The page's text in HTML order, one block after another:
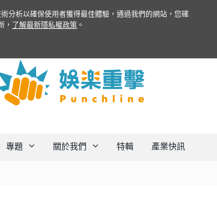
專題 關於我們 特輯 產業快訊
分析以確保使用者獲得最佳體驗，通過我們的網站，您確
，
了解最新隱私權政策 。